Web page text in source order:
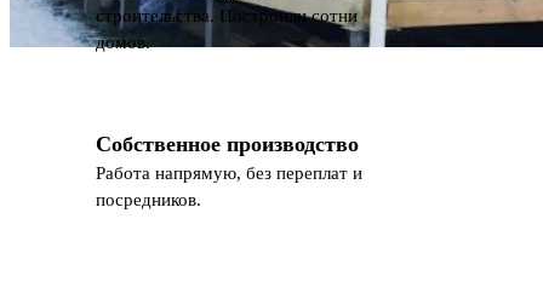
строительства. Построили сотни
домов.
Собственное производство
Работа напрямую, без переплат и
посредников.